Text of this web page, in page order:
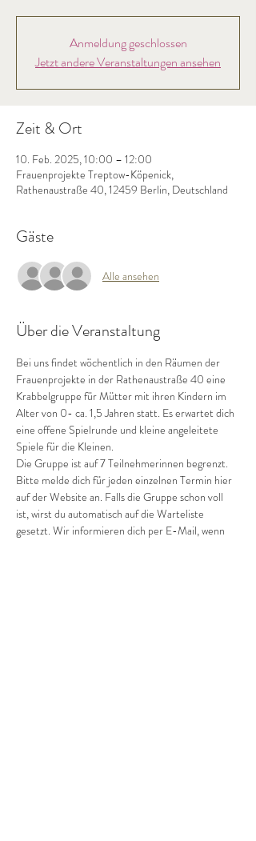
Anmeldung geschlossen
Jetzt andere Veranstaltungen ansehen
Zeit & Ort
10. Feb. 2025, 10:00 – 12:00
Frauenprojekte Treptow-Köpenick,
Rathenaustraße 40, 12459 Berlin, Deutschland
Gäste
Alle ansehen
Über die Veranstaltung
Bei uns findet wöchentlich in den Räumen der
Frauenprojekte in der Rathenaustraße 40 eine
Krabbelgruppe für Mütter mit ihren Kindern im
Alter von 0- ca. 1,5 Jahren statt. Es erwartet dich
eine offene Spielrunde und kleine angeleitete
Spiele für die Kleinen.
Die Gruppe ist auf 7 Teilnehmerinnen begrenzt.
Bitte melde dich für jeden einzelnen Termin hier
auf der Website an. Falls die Gruppe schon voll
ist, wirst du automatisch auf die Warteliste
gesetzt. Wir informieren dich per E-Mail, wenn